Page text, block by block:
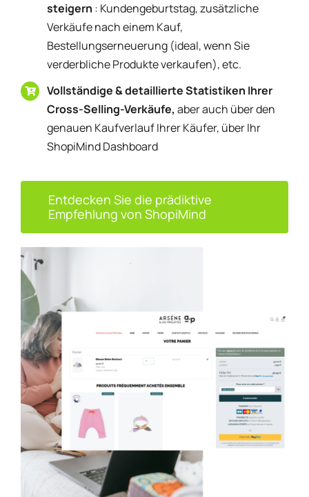
steigern : Kundengeburtstag, zusätzliche
Verkäufe nach einem Kauf,
Bestellungserneuerung (ideal, wenn Sie
verderbliche Produkte verkaufen), etc.
Vollständige & detaillierte Statistiken Ihrer
Cross-Selling-Verkäufe,aber auch über den
genauen Kaufverlauf Ihrer Käufer, über Ihr
ShopiMind Dashboard
Entdecken Sie die prädiktive
Empfehlung von ShopiMind